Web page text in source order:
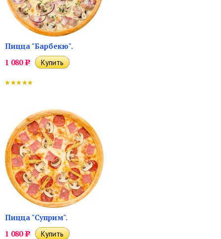
Пицца "Барбекю".
1 080 Р
Пицца "Суприм".
1 080 Р